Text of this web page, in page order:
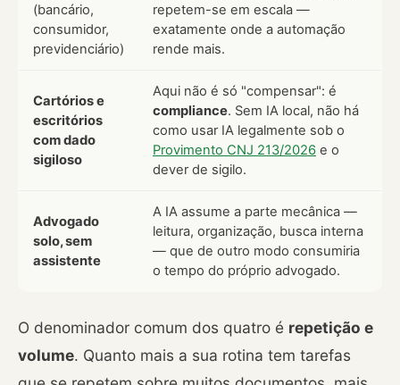
(bancário,
consumidor,
previdenciário)
repetem-se em escala —
exatamente onde a automação
rende mais.
Cartórios e
escritórios
com dado
sigiloso
Aqui não é só "compensar": é
compliance. Sem IA local, não há
como usar IA legalmente sob o
Provimento CNJ 213/2026 e o
dever de sigilo.
Advogado
solo, sem
assistente
A IA assume a parte mecânica —
leitura, organização, busca interna
— que de outro modo consumiria
o tempo do próprio advogado.
O denominador comum dos quatro é repetição e
volume. Quanto mais a sua rotina tem tarefas